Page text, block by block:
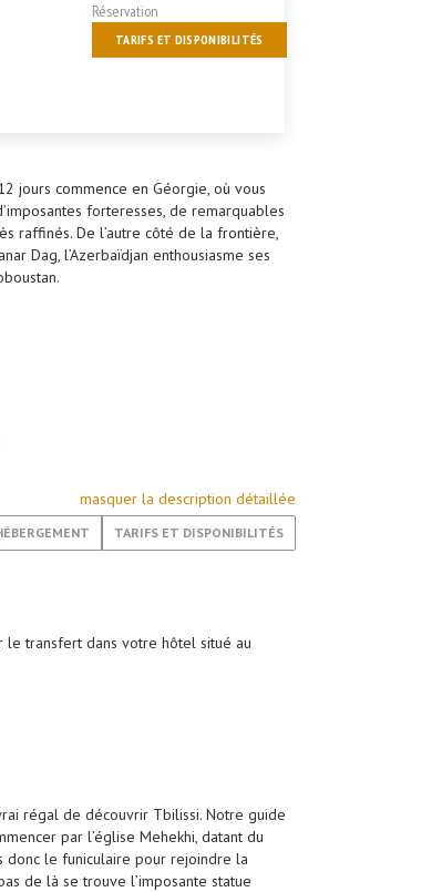
Réservation
TARIFS ET DISPONIBILITÉS
jours commence en Géorgie, où vous
forteresses, de remarquables
raffinés. De l’autre côté de la frontière,
Dag, l’Azerbaïdjan enthousiasme ses
masquer la description détaillée
TARIFS ET DISPONIBILITÉS
le transfert dans votre hôtel situé au
régal de découvrir Tbilissi. Notre guide
par l’église Mehekhi, datant du
le funiculaire pour rejoindre la
de là se trouve l’imposante statue